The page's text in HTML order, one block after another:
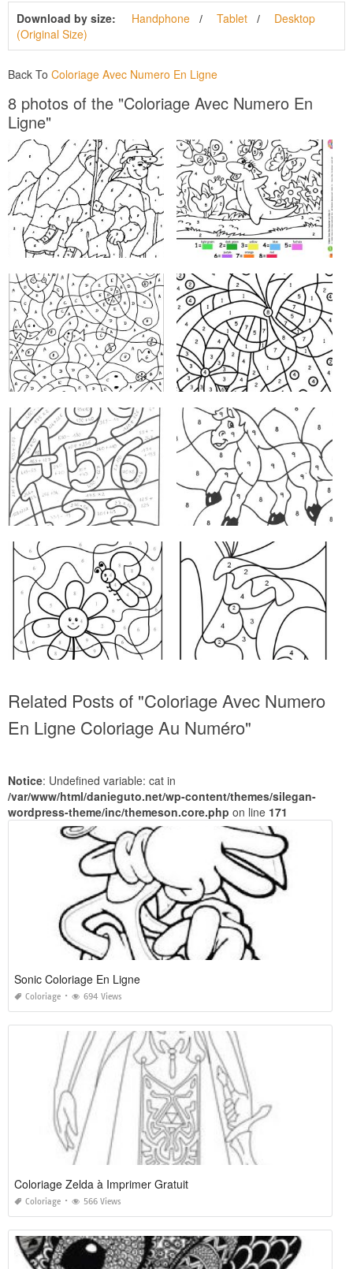
Download by size: Handphone Tablet
Desktop
(Original Size)
Back To Coloriage Avec Numero En Ligne
8 photos of the "Coloriage Avec Numero En
Ligne"
Related Posts of "Coloriage Avec Numero
En Ligne Coloriage Au Numéro"
Notice: Undefined variable: cat in
/var/www/html/danieguto.net/wp-content/themes/silegan-
wordpress-theme/inc/themeson.core.php on line 171
Sonic Coloriage En Ligne
Coloriage 694 Views
Coloriage Zelda à Imprimer Gratuit
Coloriage 566 Views